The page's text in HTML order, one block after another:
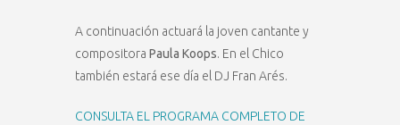
A continuación actuará la joven cantante y
compositora Paula Koops. En el Chico
también estará ese día el DJ Fran Arés.
CONSULTA EL PROGRAMA COMPLETO DE